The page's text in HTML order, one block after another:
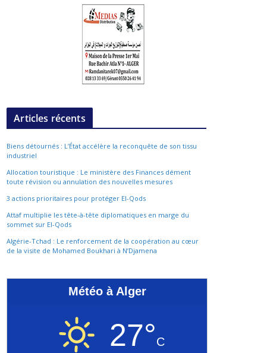
Articles récents
Biens détournés : L’État accélère la reconquête de son tissu
industriel
Allocation touristique : Le ministère des Finances dément
toute révision ou annulation des nouvelles mesures
3 actions prioritaires pour protéger El-Qods
Attaf multiplie les tête-à-tête diplomatiques en marge du
sommet sur El-Qods
Algérie-Tchad : Le renforcement de la coopération au cœur
de la visite de Mohamed Boukhari à N’Djamena
Météo à Alger
27°C